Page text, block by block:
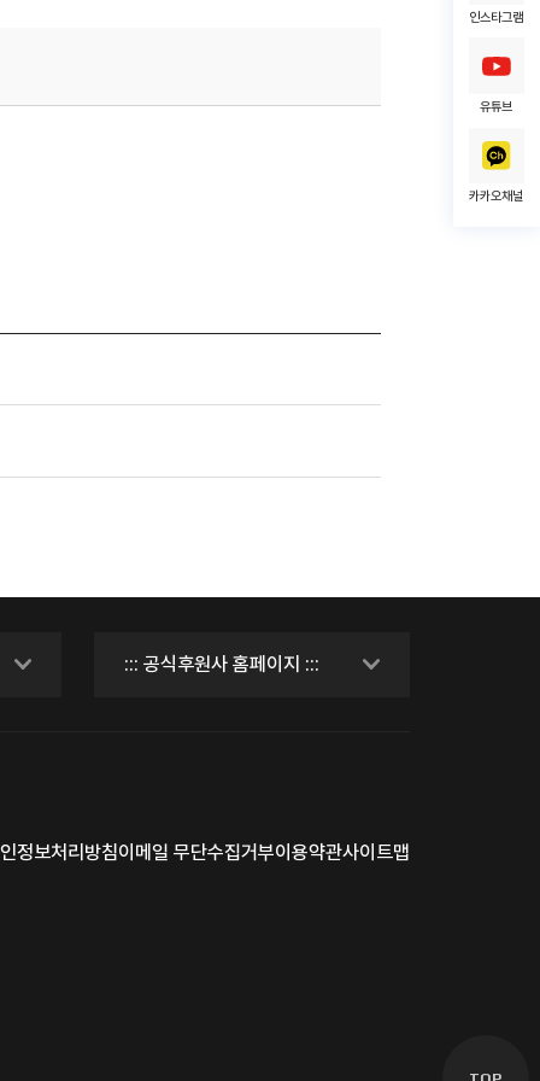
인스타그램
유튜브
카카오채널
정보처리방침이메일 무단수집거부이용약관사이트맵